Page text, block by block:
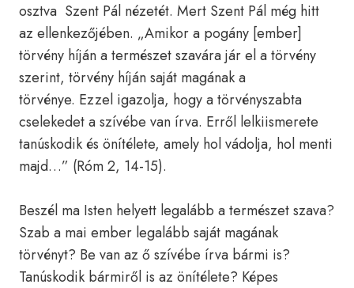
osztva Szent Pál nézetét. Mert Szent Pál még hitt
az ellenkezőjében. „Amikor a pogány [ember]
törvény híján a természet szavára jár el a törvény
szerint, törvény híján saját magának a
törvénye. Ezzel igazolja, hogy a törvényszabta
cselekedet a szívébe van írva. Erről lelkiismerete
tanúskodik és önítélete, amely hol vádolja, hol menti
majd…” (Róm 2, 14-15).
Beszél ma Isten helyett legalább a természet szava?
Szab a mai ember legalább saját magának
törvényt? Be van az ő szívébe írva bármi is?
Tanúskodik bármiről is az önítélete? Képes